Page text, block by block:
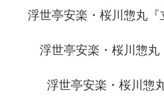
浮世亭安楽・桜川惣丸
浮世亭安楽・桜川惣
浮世亭安楽・桜川惣